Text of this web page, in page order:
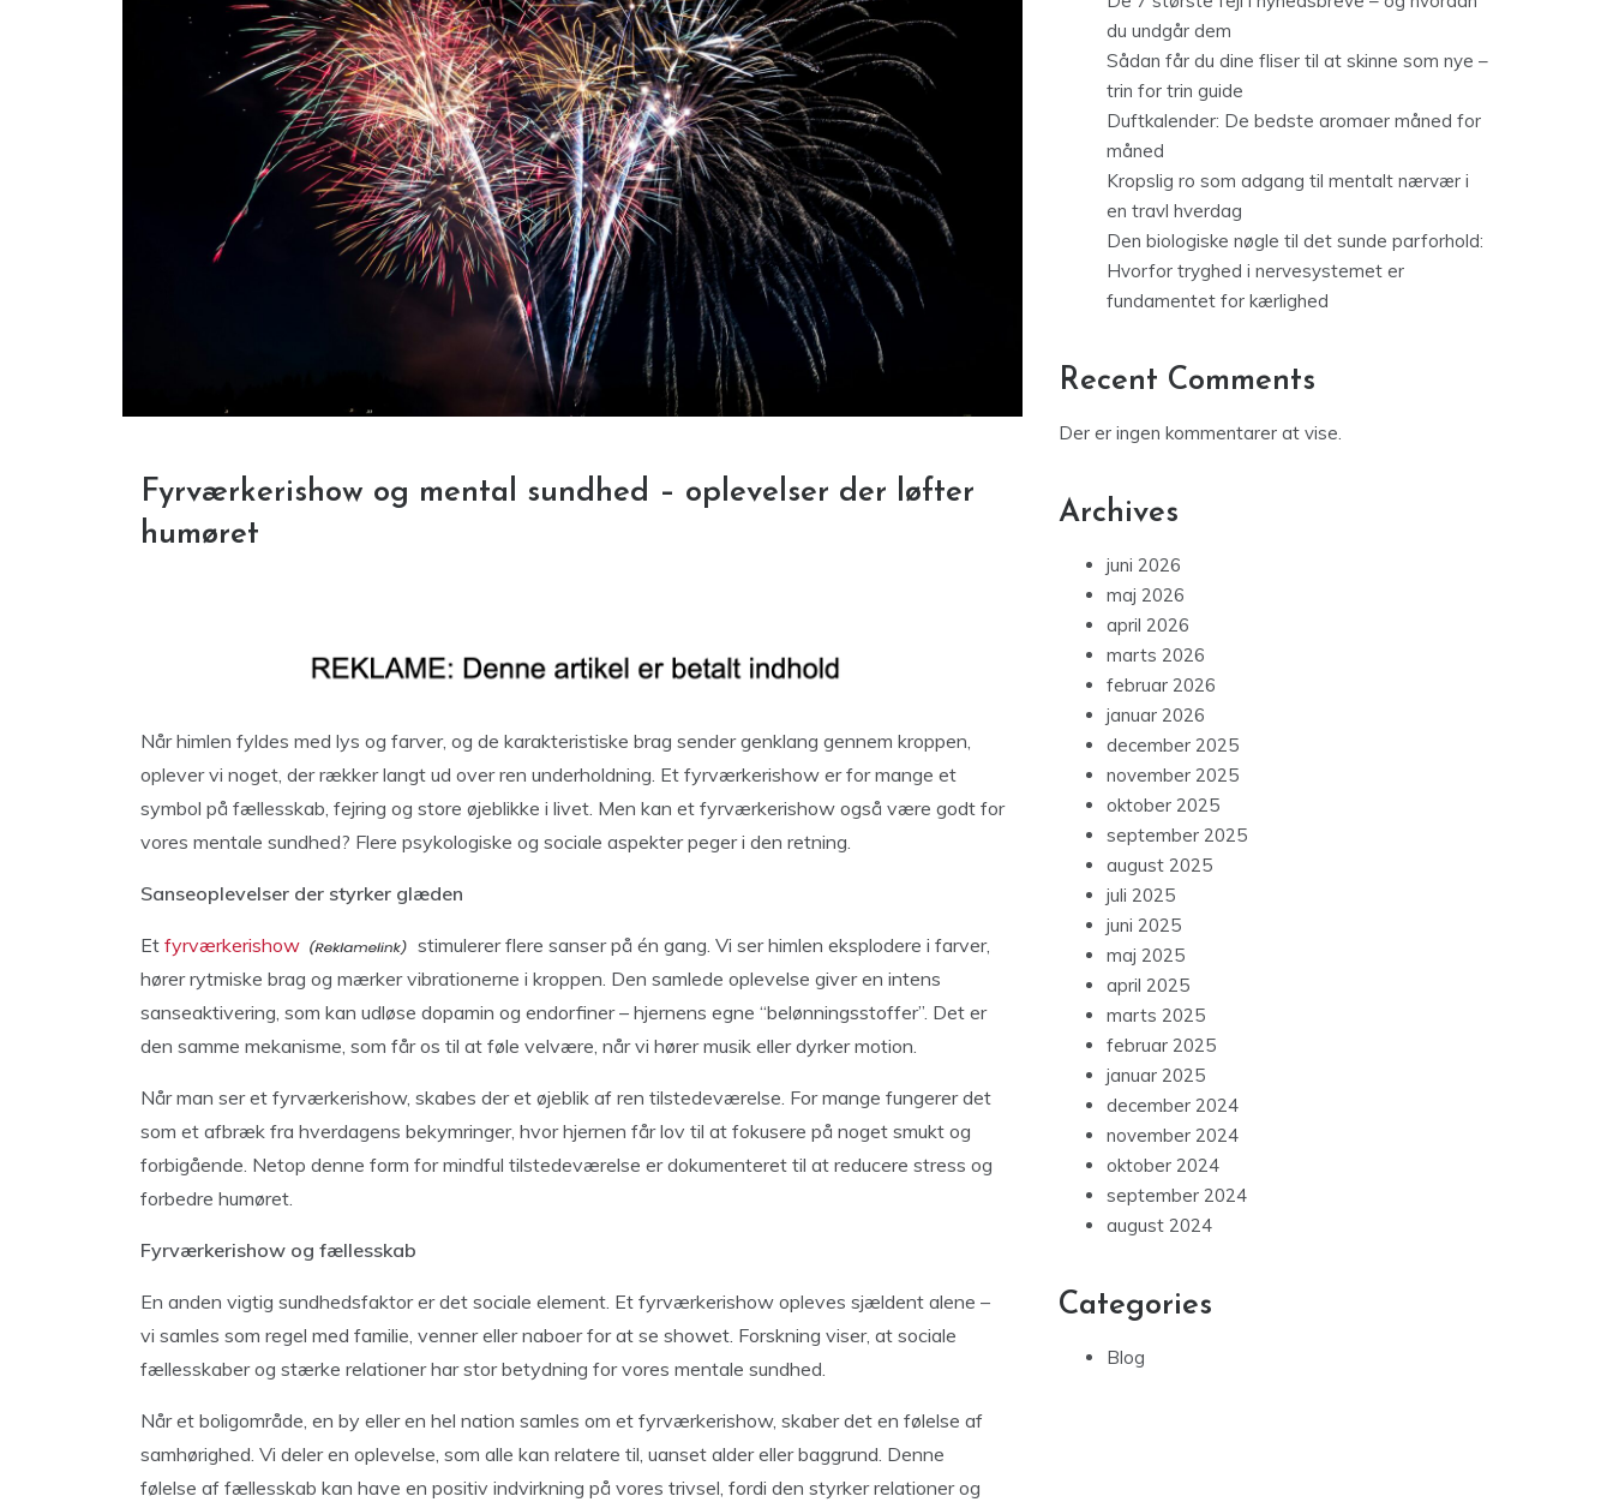
Fyrværkerishow og mental sundhed – oplevelser der løfter
humøret
Når himlen fyldes med lys og farver, og de karakteristiske brag sender genklang gennem kroppen,
oplever vi noget, der rækker langt ud over ren underholdning. Et fyrværkerishow er for mange et
symbol på fællesskab, fejring og store øjeblikke i livet. Men kan et fyrværkerishow også være godt for
vores mentale sundhed? Flere psykologiske og sociale aspekter peger i den retning.
Sanseoplevelser der styrker glæden
Et fyrværkerishow
stimulerer flere sanser på én gang. Vi ser himlen eksplodere i farver,
hører rytmiske brag og mærker vibrationerne i kroppen. Den samlede oplevelse giver en intens
sanseaktivering, som kan udløse dopamin og endorfiner – hjernens egne “belønningsstoffer”. Det er
den samme mekanisme, som får os til at føle velvære, når vi hører musik eller dyrker motion.
Når man ser et fyrværkerishow, skabes der et øjeblik af ren tilstedeværelse. For mange fungerer det
som et afbræk fra hverdagens bekymringer, hvor hjernen får lov til at fokusere på noget smukt og
forbigående. Netop denne form for mindful tilstedeværelse er dokumenteret til at reducere stress og
forbedre humøret.
Fyrværkerishow og fællesskab
En anden vigtig sundhedsfaktor er det sociale element. Et fyrværkerishow opleves sjældent alene –
vi samles som regel med familie, venner eller naboer for at se showet. Forskning viser, at sociale
fællesskaber og stærke relationer har stor betydning for vores mentale sundhed.
Når et boligområde, en by eller en hel nation samles om et fyrværkerishow, skaber det en følelse af
samhørighed. Vi deler en oplevelse, som alle kan relatere til, uanset alder eller baggrund. Denne
følelse af fællesskab kan have en positiv indvirkning på vores trivsel, fordi den styrker relationer og
du undgår dem
Sådan får du dine fliser til at skinne som nye –
trin for trin guide
Duftkalender: De bedste aromaer måned for
måned
Kropslig ro som adgang til mentalt nærvær i
en travl hverdag
Den biologiske nøgle til det sunde parforhold:
Hvorfor tryghed i nervesystemet er
fundamentet for kærlighed
Recent Comments
Der er ingen kommentarer at vise.
Archives
juni 2026
maj 2026
april 2026
marts 2026
februar 2026
januar 2026
december 2025
november 2025
oktober 2025
september 2025
august 2025
juli 2025
juni 2025
maj 2025
april 2025
marts 2025
februar 2025
januar 2025
december 2024
november 2024
oktober 2024
september 2024
august 2024
Categories
Blog